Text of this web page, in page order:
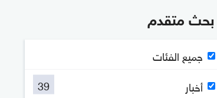
بحث متقدم
جميع الفئات
أخبار
39